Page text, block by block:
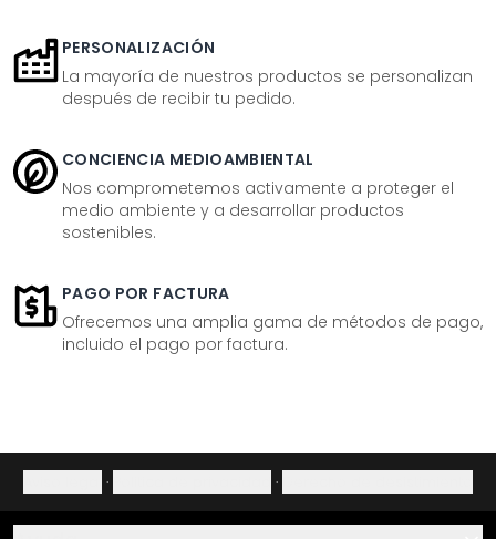
PERSONALIZACIÓN
La mayoría de nuestros productos se personalizan
después de recibir tu pedido.
CONCIENCIA MEDIOAMBIENTAL
Nos comprometemos activamente a proteger el
medio ambiente y a desarrollar productos
sostenibles.
PAGO POR FACTURA
Ofrecemos una amplia gama de métodos de pago,
incluido el pago por factura.
· ·